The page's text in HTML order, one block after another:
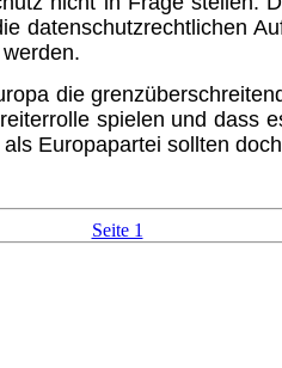
datenschutzrechtlichen
die
spielen und
Europapartei sollten
Seite 1